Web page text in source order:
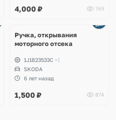
4,000 ₽ 769
Ручка, открывания
моторного отсека
1J1823533C +1
SKODA
6 лет назад
1,500 ₽ 874